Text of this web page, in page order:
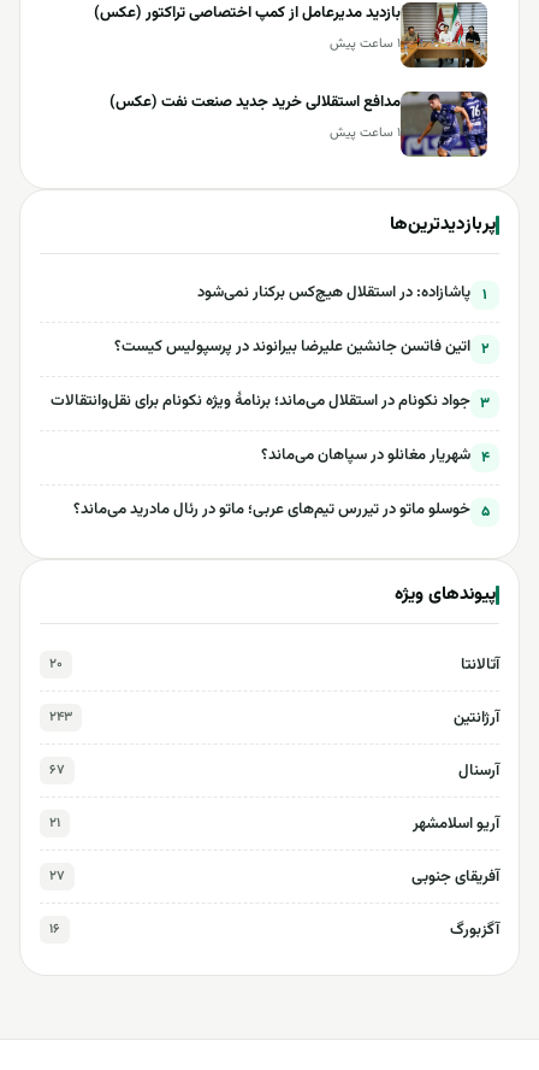
بازدید مدیرعامل از کمپ اختصاصی تراکتور (عکس)
۱ ساعت پیش
مدافع استقلالی خرید جدید صنعت نفت (عکس)
۱ ساعت پیش
پربازدیدترین‌ها
۱ پاشازاده: در استقلال هیچ‌کس برکنار نمی‌شود
۲ اتین فاتسن جانشین علیرضا بیرانوند در پرسپولیس کیست؟
۳ جواد نکونام در استقلال می‌ماند؛ برنامۀ ویژه نکونام برای نقل‌وانتقالات
۴ شهریار مغانلو در سپاهان می‌ماند؟
۵ خوسلو ماتو در تیررس تیم‌های عربی؛ ماتو در رئال مادرید می‌ماند؟
پیوندهای ویژه
آتالانتا ۲۰
آرژانتین ۲۴۳
آرسنال ۶۷
آریو اسلامشهر ۲۱
آفریقای جنوبی ۲۷
آگزبورگ ۱۶